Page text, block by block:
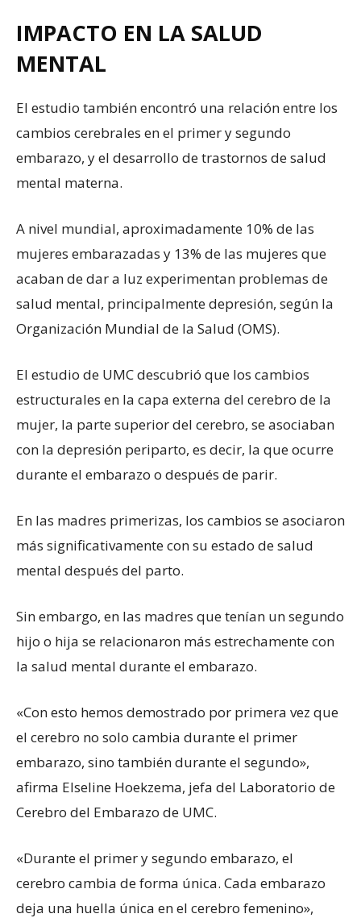
IMPACTO EN LA SALUD
MENTAL
El estudio también encontró una relación entre los
cambios cerebrales en el primer y segundo
embarazo, y el desarrollo de trastornos de salud
mental materna.
A nivel mundial, aproximadamente 10% de las
mujeres embarazadas y 13% de las mujeres que
acaban de dar a luz experimentan problemas de
salud mental, principalmente depresión, según la
Organización Mundial de la Salud (OMS).
El estudio de UMC descubrió que los cambios
estructurales en la capa externa del cerebro de la
mujer, la parte superior del cerebro, se asociaban
con la depresión periparto, es decir, la que ocurre
durante el embarazo o después de parir.
En las madres primerizas, los cambios se asociaron
más significativamente con su estado de salud
mental después del parto.
Sin embargo, en las madres que tenían un segundo
hijo o hija se relacionaron más estrechamente con
la salud mental durante el embarazo.
«Con esto hemos demostrado por primera vez que
el cerebro no solo cambia durante el primer
embarazo, sino también durante el segundo»,
afirma Elseline Hoekzema, jefa del Laboratorio de
Cerebro del Embarazo de UMC.
«Durante el primer y segundo embarazo, el
cerebro cambia de forma única. Cada embarazo
deja una huella única en el cerebro femenino»,